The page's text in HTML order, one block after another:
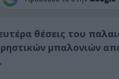
θέσεις του
μπαλονιών